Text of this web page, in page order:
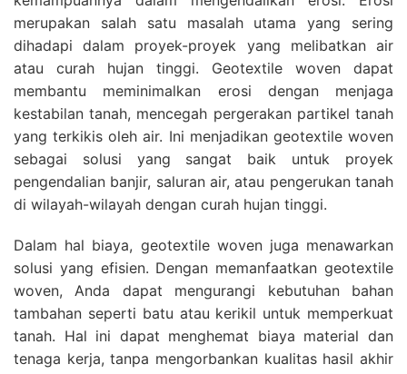
merupakan salah satu masalah utama yang sering
dihadapi dalam proyek-proyek yang melibatkan air
atau curah hujan tinggi. Geotextile woven dapat
membantu meminimalkan erosi dengan menjaga
kestabilan tanah, mencegah pergerakan partikel tanah
yang terkikis oleh air. Ini menjadikan geotextile woven
sebagai solusi yang sangat baik untuk proyek
pengendalian banjir, saluran air, atau pengerukan tanah
di wilayah-wilayah dengan curah hujan tinggi.
Dalam hal biaya, geotextile woven juga menawarkan
solusi yang efisien. Dengan memanfaatkan geotextile
woven, Anda dapat mengurangi kebutuhan bahan
tambahan seperti batu atau kerikil untuk memperkuat
tanah. Hal ini dapat menghemat biaya material dan
tenaga kerja, tanpa mengorbankan kualitas hasil akhir